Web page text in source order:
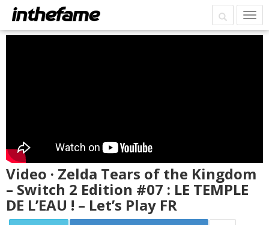
Video · Zelda Tears of the Kingdom
– Switch 2 Edition #07 : LE TEMPLE
DE L’EAU ! – Let’s Play FR